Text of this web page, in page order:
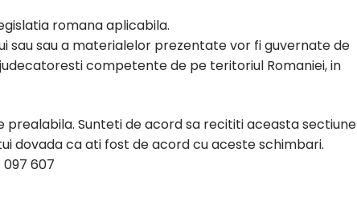
romana aplicabila.
sau sau a materialelor prezentate vor fi guvernate de
competente de pe teritoriul Romaniei, in
Sunteti de acord sa recititi aceasta sectiune
dovada ca ati fost de acord cu aceste schimbari.
607